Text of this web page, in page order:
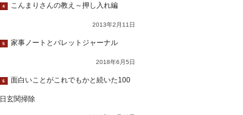
4 こんまりさんの教え～押し入れ編
2013年2月11日
5 家事ノートとバレットジャーナル
2018年6月5日
6 面白いことがこれでもかと続いた100
日玄関掃除